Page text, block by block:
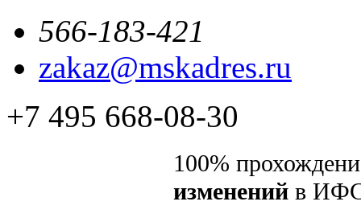
566-183-421
zakaz@mskadres.ru
+7 495 668-08-30
100%
изменений в